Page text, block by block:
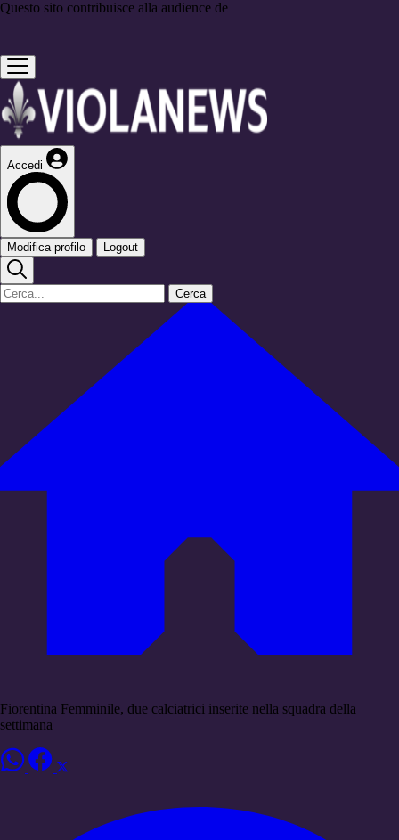
Questo sito contribuisce alla audience de
Accedi
Modifica profilo Logout
Cerca
Fiorentina Femminile, due calciatrici inserite nella squadra della
settimana